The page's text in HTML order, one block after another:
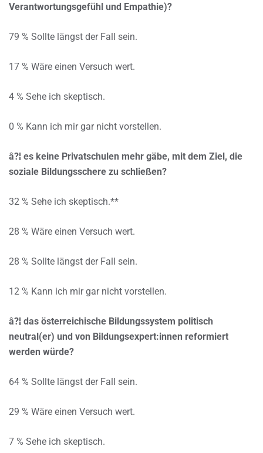
Verantwortungsgefühl und Empathie)?
79 % Sollte längst der Fall sein.
17 % Wäre einen Versuch wert.
4 % Sehe ich skeptisch.
0 % Kann ich mir gar nicht vorstellen.
â?¦ es keine Privatschulen mehr gäbe, mit dem Ziel, die
soziale Bildungsschere zu schließen?
32 % Sehe ich skeptisch.**
28 % Wäre einen Versuch wert.
28 % Sollte längst der Fall sein.
12 % Kann ich mir gar nicht vorstellen.
â?¦ das österreichische Bildungssystem politisch
neutral(er) und von Bildungsexpert:innen reformiert
werden würde?
64 % Sollte längst der Fall sein.
29 % Wäre einen Versuch wert.
7 % Sehe ich skeptisch.